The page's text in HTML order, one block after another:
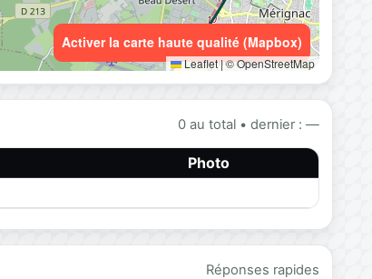
Leaflet|© OpenStreetMap
Activer la carte haute qualité (Mapbox)
0 au total • dernier : —
Photo
Réponses rapides